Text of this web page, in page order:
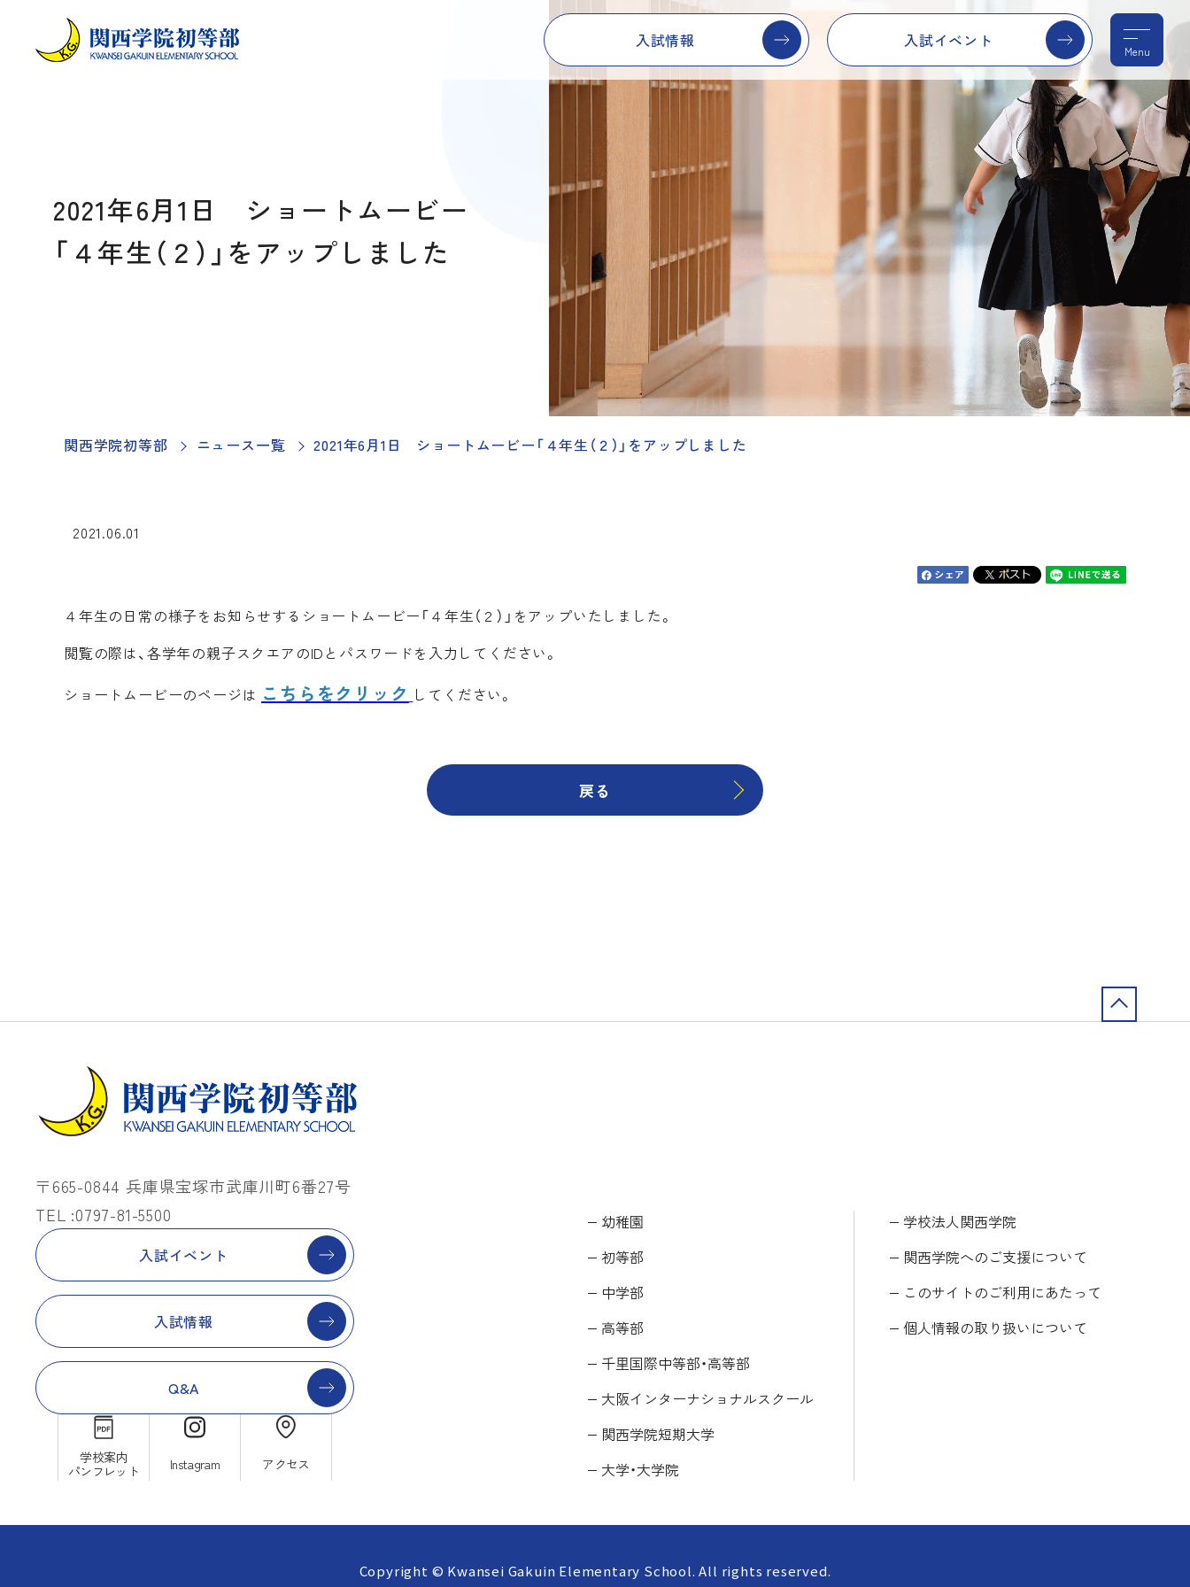
入試情報 入試イベント
Menu
2021年6月1日 ショートムービー
「４年生（２）」をアップしました
関西学院初等部 ニュース一覧 2021年6月1日 ショートムービー「４年生（２）」をアップしました
2021.06.01
４年生の日常の様子をお知らせするショートムービー「４年生（２）」をアップいたしました。
閲覧の際は、各学年の親子スクエアのIDとパスワードを入力してください。
ショートムービーのページは こちらをクリック してください。
戻る
〒665-0844 兵庫県宝塚市武庫川町6番27号
TEL :0797-81-5500
入試イベント
入試情報
Q&A
学校案内
パンフレット
Instagram アクセス
幼稚園
初等部
中学部
高等部
千里国際中等部・高等部
大阪インターナショナルスクール
関西学院短期大学
大学・大学院
学校法人関西学院
関西学院へのご支援について
このサイトのご利用にあたって
個人情報の取り扱いについて
Copyright © Kwansei Gakuin Elementary School. All rights reserved.